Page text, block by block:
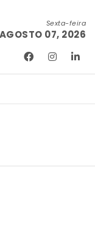
Sexta-feira
AGOSTO 07, 2026